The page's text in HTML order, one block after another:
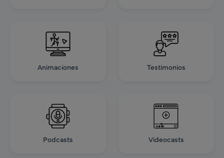
Animaciones Testimonios
Podcasts Videocasts